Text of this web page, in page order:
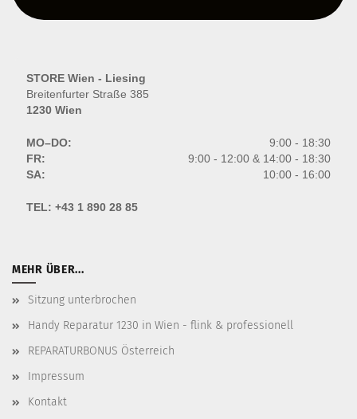
STORE Wien - Liesing
Breitenfurter Straße 385
1230 Wien
MO–DO:
9:00 - 18:30
FR:
9:00 - 12:00 & 14:00 - 18:30
SA:
10:00 - 16:00
TEL: +43 1 890 28 85
MEHR ÜBER...
Sitzung unterbrochen
Handy Reparatur 1230 in Wien - flink & professionell
REPARATURBONUS Österreich
Impressum
Kontakt